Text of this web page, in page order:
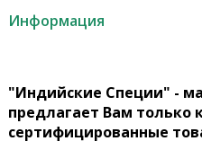
Информация
"Индийские Специи" -
предлагает Вам только
сертифицированные